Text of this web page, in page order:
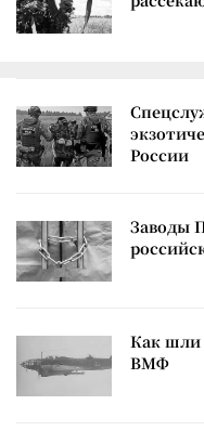
России
Заводы
Как шли
ВМФ